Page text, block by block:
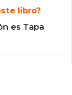
libro?
es Tapa